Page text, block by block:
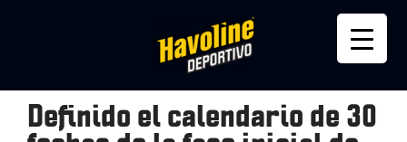
Definido el calendario de 30